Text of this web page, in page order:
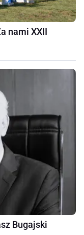
nami XXII
Bugajski